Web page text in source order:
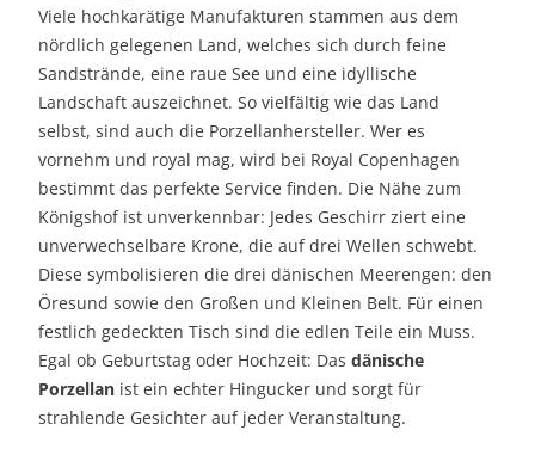
Viele hochkarätige Manufakturen stammen aus dem
nördlich gelegenen Land, welches sich durch feine
Sandstrände, eine raue See und eine idyllische
Landschaft auszeichnet. So vielfältig wie das Land
selbst, sind auch die Porzellanhersteller. Wer es
vornehm und royal mag, wird bei Royal Copenhagen
bestimmt das perfekte Service finden. Die Nähe zum
Königshof ist unverkennbar: Jedes Geschirr ziert eine
unverwechselbare Krone, die auf drei Wellen schwebt.
Diese symbolisieren die drei dänischen Meerengen: den
Öresund sowie den Großen und Kleinen Belt. Für einen
festlich gedeckten Tisch sind die edlen Teile ein Muss.
Egal ob Geburtstag oder Hochzeit: Dasdänische
Porzellan ist ein echter Hingucker und sorgt für
strahlende Gesichter auf jeder Veranstaltung.